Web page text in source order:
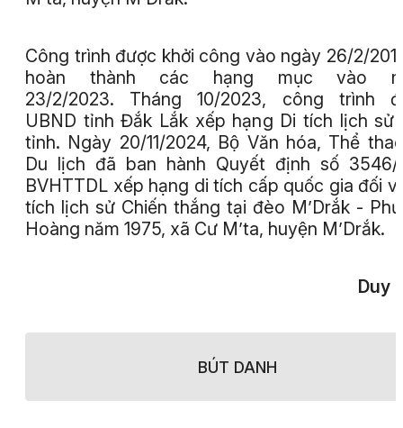
Công trình được khởi công vào ngày 26/2/
hoàn thành các hạng mục vào
23/2/2023. Tháng 10/2023, công trình
UBND tỉnh Đắk Lắk xếp hạng Di tích lịch sử
tỉnh. Ngày 20/11/2024, Bộ Văn hóa, Thể
Du lịch đã ban hành Quyết định số 3546/
BVHTTDL xếp hạng di tích cấp quốc gia đối
tích lịch sử Chiến thắng tại đèo M’Drắk -
Hoàng năm 1975, xã Cư M’ta, huyện M’Drắk.
Duy
BÚT DANH